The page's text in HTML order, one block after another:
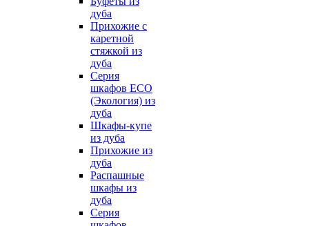
дуба
Прихожие с
каретной
стяжкой из
дуба
Серия
шкафов ECO
(Экология) из
дуба
Шкафы-купе
из дуба
Прихожие из
дуба
Распашные
шкафы из
дуба
Серия